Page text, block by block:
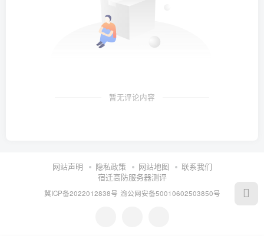
暂无评论内容
网站声明 隐私政策 网站地图
联系我们
宿迁高防服务器测评
冀ICP备2022012838号 渝公网安备50010602503850号